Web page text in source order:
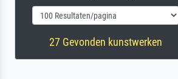
27 Gevonden kunstwerken